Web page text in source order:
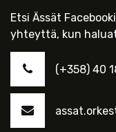
Etsi Ässät
yhteyttä, kun
(+358) 40